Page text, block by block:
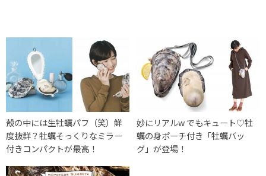
殻の中には生牡蠣パフ（笑）鮮
度抜群？牡蠣そっくりなミラー
付きコンパクトが最高！
妙にリアルw でもキュート♡牡
蠣の身ポーチ付き「牡蠣バッ
グ」が登場！